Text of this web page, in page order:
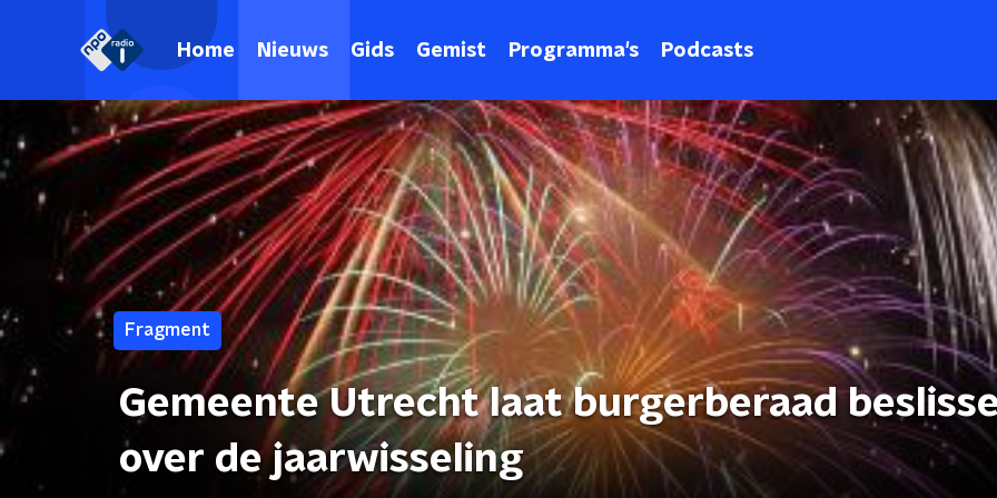
Home Nieuws Gids Gemist Programma's Podcasts
Fragment
Gemeente Utrecht laat burgerberaad
over de jaarwisseling